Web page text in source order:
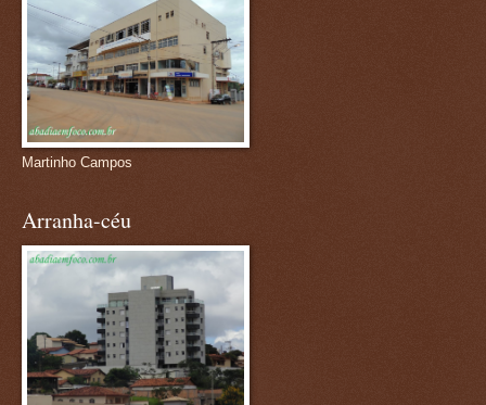
Martinho Campos
Arranha-céu